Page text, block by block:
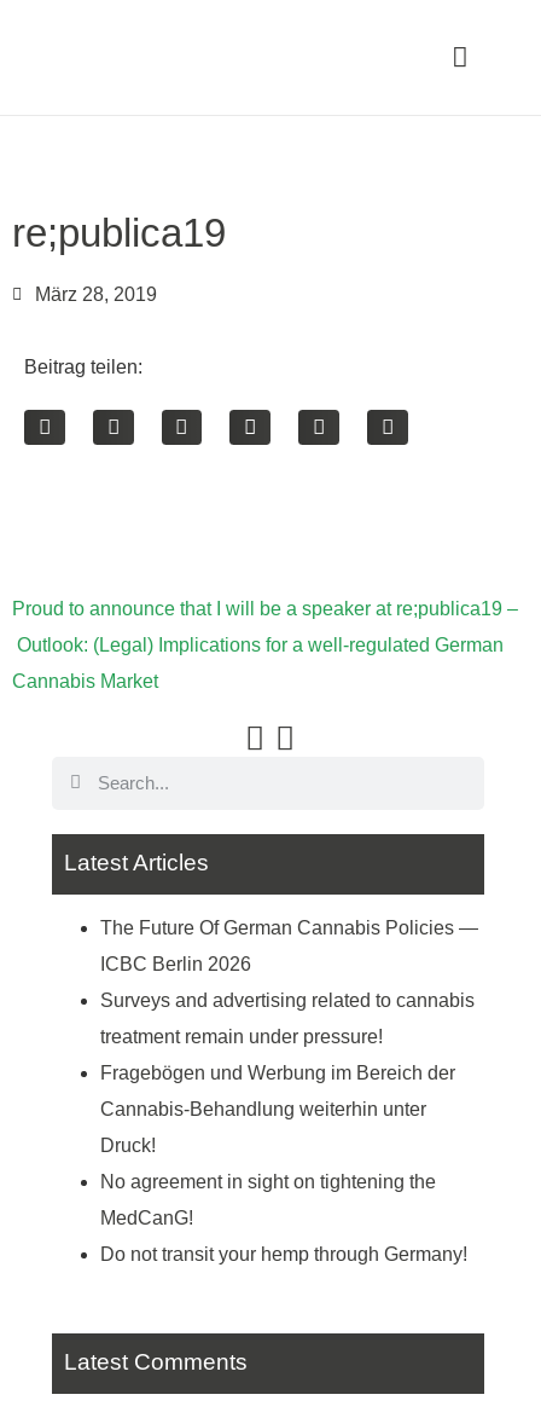
re;publica19
März 28, 2019
Beitrag teilen:
Proud to announce that I will be a speaker at re;publica19 –
Outlook: (Legal) Implications for a well-regulated German
Cannabis Market
Latest Articles
The Future Of German Cannabis Policies —
ICBC Berlin 2026
Surveys and advertising related to cannabis
treatment remain under pressure!
Fragebögen und Werbung im Bereich der
Cannabis-Behandlung weiterhin unter
Druck!
No agreement in sight on tightening the
MedCanG!
Do not transit your hemp through Germany!
Latest Comments